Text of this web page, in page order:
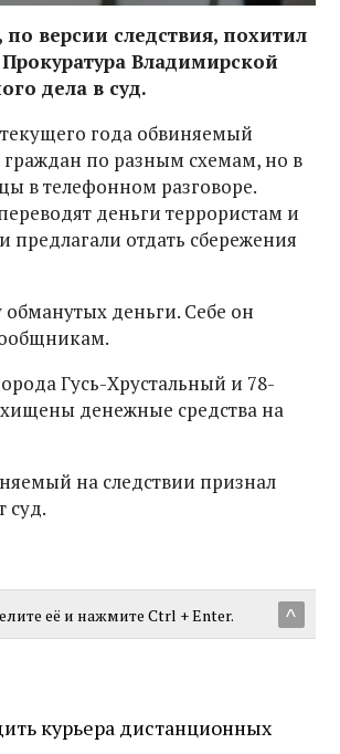
версии следствия, похитил
Владимирской
дела в суд.
года обвиняемый
граждан по разным схемам, но в
в телефонном разговоре.
деньги террористам и
предлагали отдать сбережения
деньги. Себе он
Гусь-Хрустальный и 78-
денежные средства на
на следствии признал
суд.
^
её и нажмите Ctrl + Enter.
курьера дистанционных